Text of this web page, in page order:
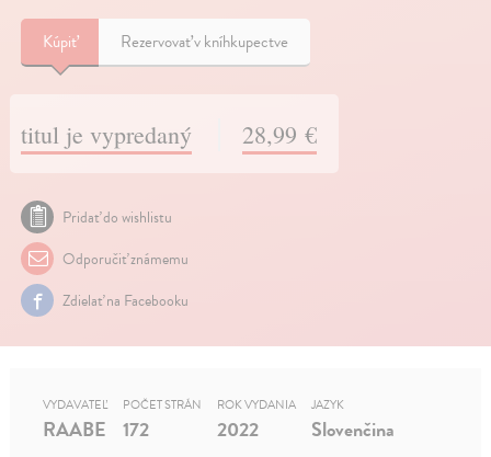
Kúpiť Rezervovať v kníhkupectve
titul je vypredaný 28,99 €
Pridať do wishlistu
Odporučiť známemu
Zdielať na Facebooku
VYDAVATEĽ
RAABE
POČET STRÁN
172
ROK VYDANIA
2022
JAZYK
Slovenčina